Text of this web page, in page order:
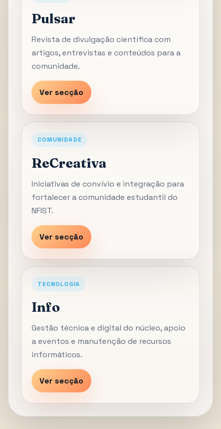
Pulsar
Revista de divulgação científica com
artigos, entrevistas e conteúdos para a
comunidade.
Ver secção
COMUNIDADE
ReCreativa
Iniciativas de convívio e integração para
fortalecer a comunidade estudantil do
NFIST.
Ver secção
TECNOLOGIA
Info
Gestão técnica e digital do núcleo, apoio
a eventos e manutenção de recursos
informáticos.
Ver secção